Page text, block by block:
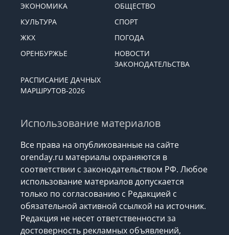
ЭКОНОМИКА
ОБЩЕСТВО
КУЛЬТУРА
СПОРТ
ЖКХ
ПОГОДА
ОРЕНБУРЖЬЕ
НОВОСТИ
ЗАКОНОДАТЕЛЬСТВА
РАСПИСАНИЕ ДАЧНЫХ
МАРШРУТОВ-2026
Использование материалов
Все права на опубликованные на сайте
orenday.ru материалы охраняются в
соответствии с законодательством РФ. Любое
использование материалов допускается
только по согласованию с Редакцией с
обязательной активной ссылкой на источник.
Редакция не несет ответственности за
достоверность рекламных объявлений,